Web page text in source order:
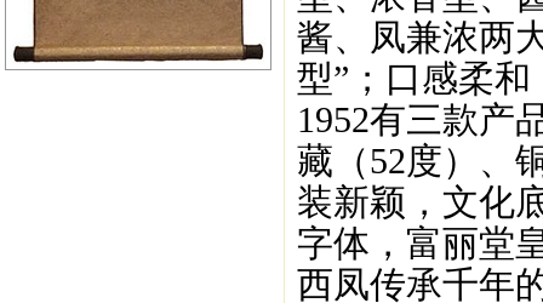
酱、凤兼浓两
型”；口感柔
1952有三款产
藏（52度）、
装新颖，文化
字体，富丽堂
西凤传承千年